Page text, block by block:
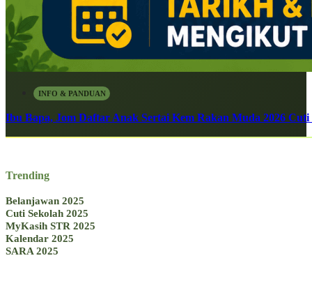
INFO & PANDUAN
Ibu Bapa, Jom Daftar Anak Sertai Kem Rakan Muda 2026
Trending
Belanjawan 2025
Cuti Sekolah 2025
MyKasih STR 2025
Kalendar 2025
SARA 2025